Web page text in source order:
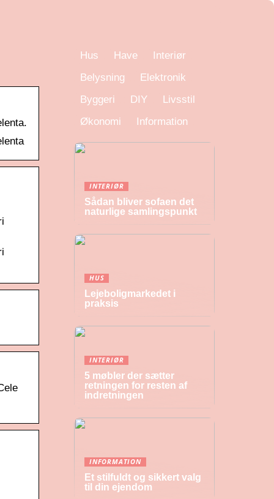
Hus Have
Interiør
Belysning
Elektronik
Byggeri
DIY
Livsstil
Økonomi
Information
INTERIØR
Sådan bliver sofaen det
naturlige samlingspunkt
HUS
Lejeboligmarkedet i
praksis
INTERIØR
5 møbler der sætter
retningen for resten af
indretningen
INFORMATION
Et stilfuldt og sikkert valg
til din ejendom